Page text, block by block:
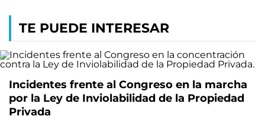
TE PUEDE INTERESAR
Incidentes frente al Congreso en la marcha
por la Ley de Inviolabilidad de la Propiedad
Privada